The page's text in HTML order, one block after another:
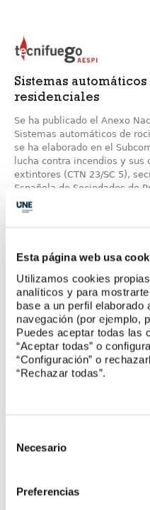
Esta página web usa
Utilizamos cookies
analíticos y para
base a un perfil elaborado
navegación (por ejemplo,
Puedes aceptar todas las
“Aceptar todas” o
“Configuración” o
“Rechazar todas”.
Necesario
Preferencias
Sistemas
residenciales
Se ha publicado el Anexo
Sistemas automáticos de
se ha elaborado en el
lucha contra incendios y sus
extintores (CTN 23/SC 5),
Española de Sociedades de
(TECNIFUEGO). De uso en
Norma UNE-EN
apartados de dicha norma.
se pueden ...Leer más